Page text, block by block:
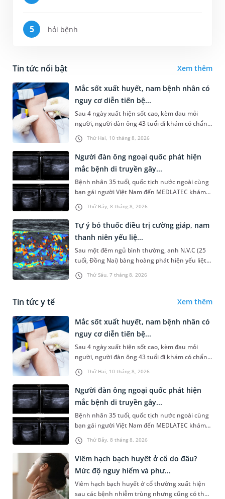
hỏi bệnh
Tin tức nổi bật Xem thêm
Thứ Hai, 10 tháng 8, 2026
Mắc sốt xuất huyết, nam bệnh nhân có
nguy cơ diễn tiến bệ...
Sau 4 ngày xuất hiện sốt cao, kèm đau mỏi
người, người đàn ông 43 tuổi đi khám có chẩn
đoán sốt xuất huyết Dengue và phải nhập viện
điều trị ngay để tránh bi...
Thứ Bảy, 8 tháng 8, 2026
Người đàn ông ngoại quốc phát hiện
mắc bệnh di truyền gây...
Bệnh nhân 35 tuổi, quốc tịch nước ngoài cùng
bạn gái người Việt Nam đến MEDLATEC khám
sức khỏe tiền hôn nhân. Qua thăm khám và
làm các xét nghiệm chuyên sâu,...
Thứ Sáu, 7 tháng 8, 2026
Tự ý bỏ thuốc điều trị cường giáp, nam
thanh niên yếu liệ...
Sau một đêm ngủ bình thường, anh N.V.C (25
tuổi, Đồng Nai) bàng hoàng phát hiện yếu liệt 2
chân, không thể vận động đi lại được. Kết quả
thăm khám tại Phòng...
Tin tức y tế Xem thêm
Thứ Hai, 10 tháng 8, 2026
Mắc sốt xuất huyết, nam bệnh nhân có
nguy cơ diễn tiến bệ...
Sau 4 ngày xuất hiện sốt cao, kèm đau mỏi
người, người đàn ông 43 tuổi đi khám có chẩn
đoán sốt xuất huyết Dengue và phải nhập viện
điều trị ngay để tránh bi...
Thứ Bảy, 8 tháng 8, 2026
Người đàn ông ngoại quốc phát hiện
mắc bệnh di truyền gây...
Bệnh nhân 35 tuổi, quốc tịch nước ngoài cùng
bạn gái người Việt Nam đến MEDLATEC khám
sức khỏe tiền hôn nhân. Qua thăm khám và
làm các xét nghiệm chuyên sâu,...
Viêm hạch bạch huyết ở cổ do đâu?
Mức độ nguy hiểm và phư...
Viêm hạch bạch huyết ở cổ thường xuất hiện
sau các bệnh nhiễm trùng nhưng cũng có thể